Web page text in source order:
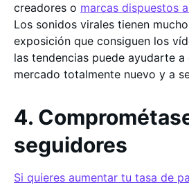
creadores o marcas dispuestos
Los sonidos virales tienen
exposición que consiguen los
las tendencias puede ayudarte a
mercado totalmente nuevo y a
4.
seguidores
Si quieres aumentar tu tasa de